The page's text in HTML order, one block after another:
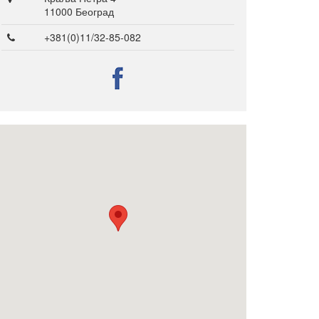
Преглед активности
Националног ВЕТ тима у
2024. години и планови за
2025.
интелигенција у настави“
Семинари и вебинари
2025. години
Корисна документа
Искуства Еразмус+
11000 Београд
+381(0)11/32-85-082